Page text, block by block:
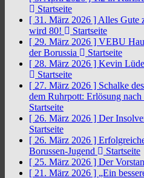
Startseite
[ 31. März 2026 ] Alles Gute
wird 80!
Startseite
[ 29. März 2026 ] VEBU
der Borussia
Startseite
[ 28. März 2026 ] Kevin
Startseite
[ 27. März 2026 ] Schalke
dem Ruhrpott: Erlösung
Startseite
[ 26. März 2026 ] Der
Startseite
[ 26. März 2026 ]
Borussen-Jugend
Startseite
[ 25. März 2026 ] Der
[ 21. März 2026 ] „Ein